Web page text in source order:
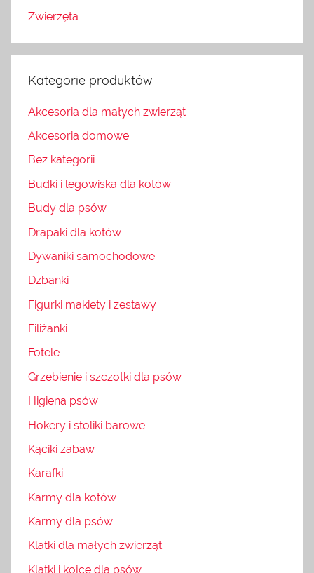
Zwierzęta
Kategorie produktów
Akcesoria dla małych zwierząt
Akcesoria domowe
Bez kategorii
Budki i legowiska dla kotów
Budy dla psów
Drapaki dla kotów
Dywaniki samochodowe
Dzbanki
Figurki makiety i zestawy
Filiżanki
Fotele
Grzebienie i szczotki dla psów
Higiena psów
Hokery i stoliki barowe
Kąciki zabaw
Karafki
Karmy dla kotów
Karmy dla psów
Klatki dla małych zwierząt
Klatki i kojce dla psów